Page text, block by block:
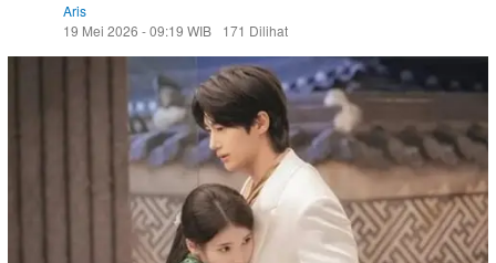
Aris
19 Mei 2026 - 09:19 WIB
171 Dilihat